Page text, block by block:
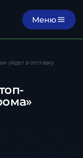
Меню
уйдет в отставку